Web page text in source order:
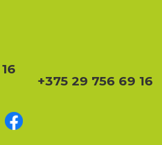
+375 29 756 69 16